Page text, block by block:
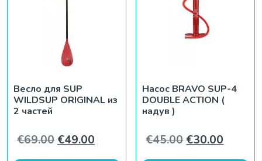
Весло для SUP
WILDSUP ORIGINAL из
2 частей
€69.00 Первоначальная цена составляла
€49.00 Текущая цена: €49.00.
Насос BRAVO SUP-4
DOUBLE ACTION (
надув )
€45.00 €30.00